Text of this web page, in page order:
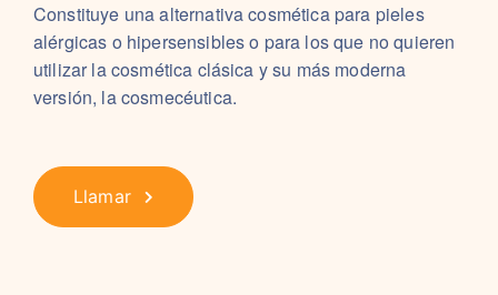
Constituye una alternativa cosmética para pieles
alérgicas o hipersensibles o para los que no quieren
utilizar la cosmética clásica y su más moderna
versión, la cosmecéutica.
Llamar